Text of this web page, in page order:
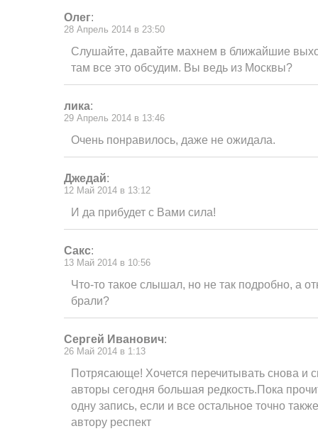
Олег:
28 Апрель 2014 в 23:50
Слушайте, давайте махнем в ближайшие
там все это обсудим. Вы ведь из Москвы?
лика:
29 Апрель 2014 в 13:46
Очень понравилось, даже не ожидала.
Джедай:
12 Май 2014 в 13:12
И да прибудет с Вами сила!
Сакс:
13 Май 2014 в 10:56
Что-то такое слышал, но не так подробно, а
брали?
Сергей Иванович:
26 Май 2014 в 1:13
Потрясающе! Хочется перечитывать снова и
авторы сегодня большая редкость.Пока
одну запись, если и все остальное точно
автору респект